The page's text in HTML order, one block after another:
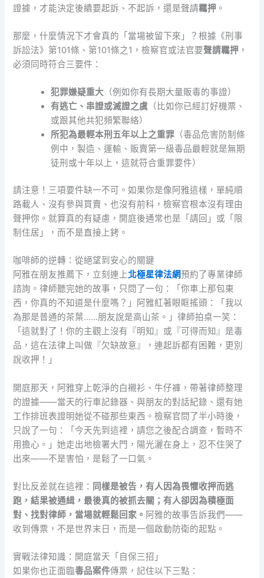
證據，才能決定後續要起訴、不起訴，還是聲請羈押 。
那麼，什麼情況下才會真的「當場被留下來」？根據《刑事
訴訟法》第101條、第101條之1，檢察官或法官要聲請羈押 ，
必須同時符合三要件：
犯罪嫌疑重大 （例如你有長期大量販毒的事證）
有逃亡、串證或滅證之虞 （比如你已經訂好機票、
或跟其他共犯頻繁聯絡）
所犯為最輕本刑五年以上之重罪 （毒品危害防制條
例中，製造、運輸、販賣第一級毒品最輕就是無期
徒刑或十年以上，這就符合重罪要件）
請注意！三項要件缺一不可。如果你是像阿雅這樣，單純順
路載人、沒有參與買賣、也沒有前科，檢察官根本沒有理由
聲押你。就算真的有疑慮，開庭後通常也是「請回」或「限
制住居」，而不是直接上銬。
咖啡師的逆轉：從絕望到安心的關鍵
阿雅在朋友推薦下，立刻連上北極星律法網預約了專業律師
諮詢。律師聽完她的故事，只問了一句：「你車上那包東
西，你真的不知道是什麼嗎？」阿雅紅著眼眶搖頭：「我以
為那是普通的茶葉……朋友說是高山茶。」律師拍桌一笑：
「這就對了！你的主觀上沒有『明知』或『可得而知』是毒
品，這在法律上叫做『欠缺故意』，連起訴都有困難，更別
說收押！」
開庭那天，阿雅穿上乾淨的白襯衫、牛仔褲，帶著律師整理
的證據——當天的行車記錄器、與朋友的對話紀錄、還有她
工作排班表證明她從不碰那些東西。檢察官問了半小時後，
只說了一句：「今天先到這裡，請您之後配合調查，暫時不
用擔心。」她走出地檢署大門，陽光灑在身上，忍不住哭了
出來——不是害怕，是鬆了一口氣。
對比反差就在這裡： 同樣是被告，有人因為畏懼收押而逃
跑，結果被通緝，最後真的被抓去關；有人卻因為積極面
對、找對律師，當場就輕鬆回家。 阿雅的故事告訴我們——
收到傳票，不是世界末日，而是一個啟動防衛的起點。
實戰法律知識：開庭當天「自保三招」
如果你也正面臨毒品案件傳票，記住以下三點：